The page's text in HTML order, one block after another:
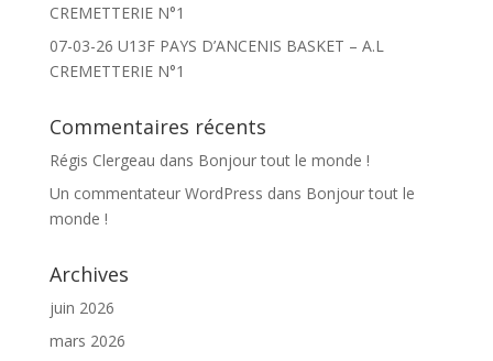
CREMETTERIE N°1
07-03-26 U13F PAYS D’ANCENIS BASKET – A.L
CREMETTERIE N°1
Commentaires récents
Régis Clergeau dans Bonjour tout le monde !
Un commentateur WordPress dans Bonjour tout le
monde !
Archives
juin 2026
mars 2026